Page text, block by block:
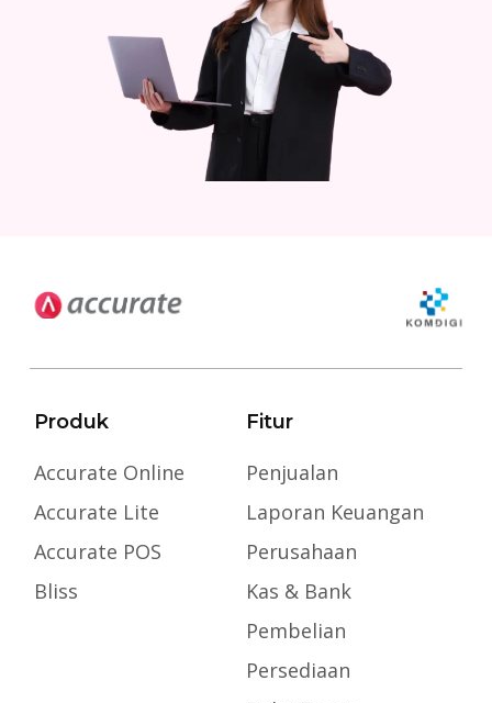
Produk
Accurate Online
Accurate Lite
Accurate POS
Bliss
Fitur
Penjualan
Laporan Keuangan
Perusahaan
Kas & Bank
Pembelian
Persediaan